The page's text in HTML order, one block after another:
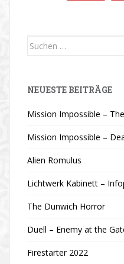
Suchen
NEUESTE BEITRÄGE
Mission Impossible –
Mission Impossible –
Alien Romulus
Lichtwerk Kabinett –
The Dunwich Horror
Duell – Enemy at the
Firestarter 2022